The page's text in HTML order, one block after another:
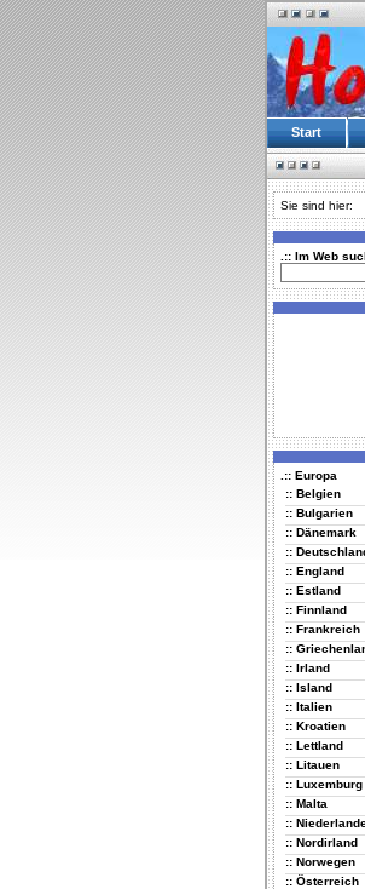
Start
Sie sind hier:
.:: Im Web
.:: Europa
:: Belgien
:: Bulgarien
:: Dänemark
::
:: England
:: Estland
:: Finnland
:: Frankreich
::
:: Irland
:: Island
:: Italien
:: Kroatien
:: Lettland
:: Litauen
:: Luxemburg
:: Malta
::
:: Nordirland
:: Norwegen
:: Österreich